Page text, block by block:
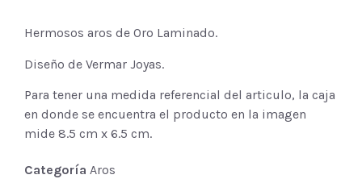
Hermosos aros de Oro Laminado.
Diseño de Vermar Joyas.
Para tener una medida referencial del articulo, la caja
en donde se encuentra el producto en la imagen
mide 8.5 cm x 6.5 cm.
Categoría Aros